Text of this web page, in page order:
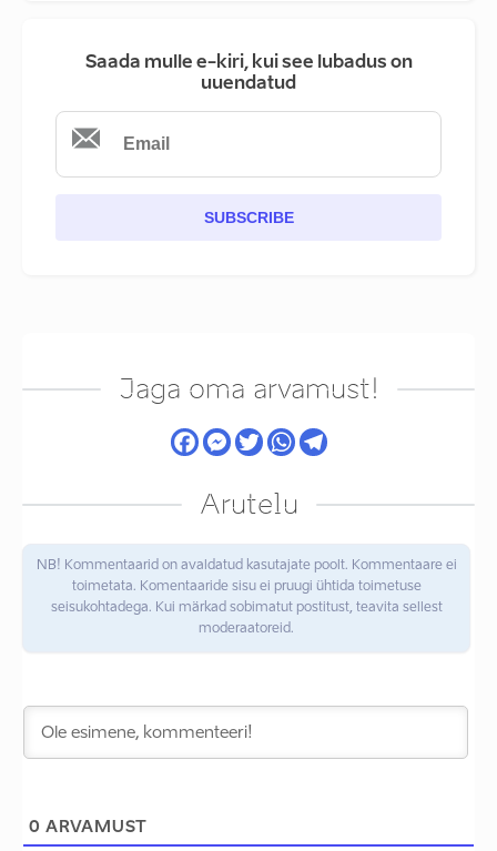
Saada mulle e-kiri, kui see lubadus on
uuendatud
SUBSCRIBE
Jaga oma arvamust!
Arutelu
NB! Kommentaarid on avaldatud kasutajate poolt. Kommentaare ei
toimetata. Komentaaride sisu ei pruugi ühtida toimetuse
seisukohtadega. Kui märkad sobimatut postitust, teavita sellest
moderaatoreid.
0 ARVAMUST